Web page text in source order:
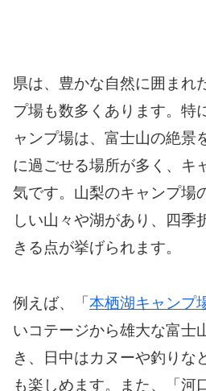
県は、豊かな自然に囲まれ
プ場も数多くあります。特
ャンプ場は、富士山の絶景
に過ごせる場所が多く、キ
気です。山梨のキャンプ場
しい山々や湖があり、四季
きる点が挙げられます。
例えば、「本栖湖キャンプ
いコテージから雄大な富士
き、日中はカヌーや釣りな
も楽しめます。また、「河